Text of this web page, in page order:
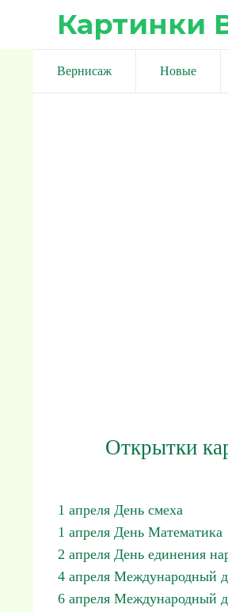
Картинки
Вернисаж Новые
Открытки
1 апреля День смеха
1 апреля День Математика
2 апреля День единения
4 апреля Международный
6 апреля Международный